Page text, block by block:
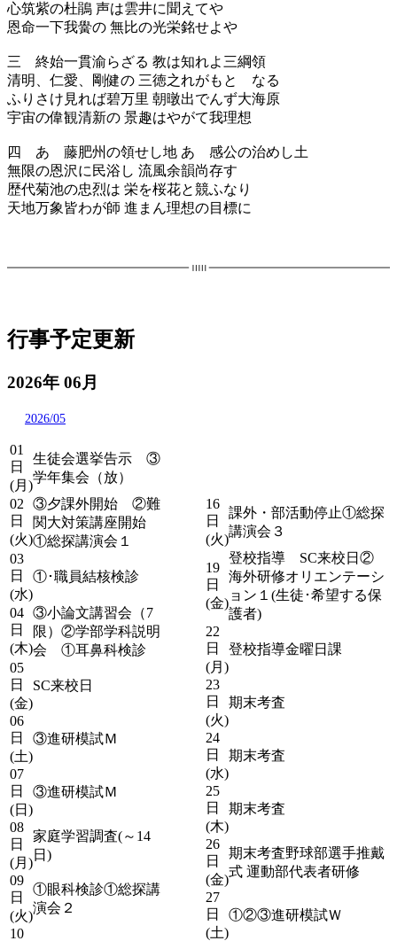
心筑紫の杜鵑 声は雲井に聞えてや
恩命一下我黌の 無比の光栄銘せよや
三 終始一貫渝らざる 教は知れよ三綱領
清明、仁愛、剛健の 三徳之れがもとゝなる
ふりさけ見れば碧万里 朝暾出でんず大海原
宇宙の偉観清新の 景趣はやがて我理想
四 あゝ藤肥州の領せし地 あゝ感公の治めし土
無限の恩沢に民浴し 流風余韻尚存す
歴代菊池の忠烈は 栄を桜花と競ふなり
天地万象皆わが師 進まん理想の目標に
行事予定更新
2026年 06月
2026/05
01
日
(月)
生徒会選挙告示 ③
学年集会（放）
02
日
(火)
③夕課外開始 ②難
関大対策講座開始
①総探講演会１
03
日
(水)
①･職員結核検診
04
日
(木)
③小論文講習会（7
限）②学部学科説明
会 ①耳鼻科検診
05
日
(金)
SC来校日
06
日
(土)
③進研模試Ｍ
07
日
(日)
③進研模試Ｍ
08
日
(月)
家庭学習調査(～14
日)
09
日
(火)
①眼科検診①総探講
演会２
10
16
日
(火)
課外・部活動停止①総探
講演会３
19
日
(金)
登校指導 SC来校日②
海外研修オリエンテーシ
ョン１(生徒･希望する保
護者)
22
日
(月)
登校指導金曜日課
23
日
(火)
期末考査
24
日
(水)
期末考査
25
日
(木)
期末考査
26
日
(金)
期末考査野球部選手推戴
式 運動部代表者研修
27
日
(土)
①②③進研模試Ｗ